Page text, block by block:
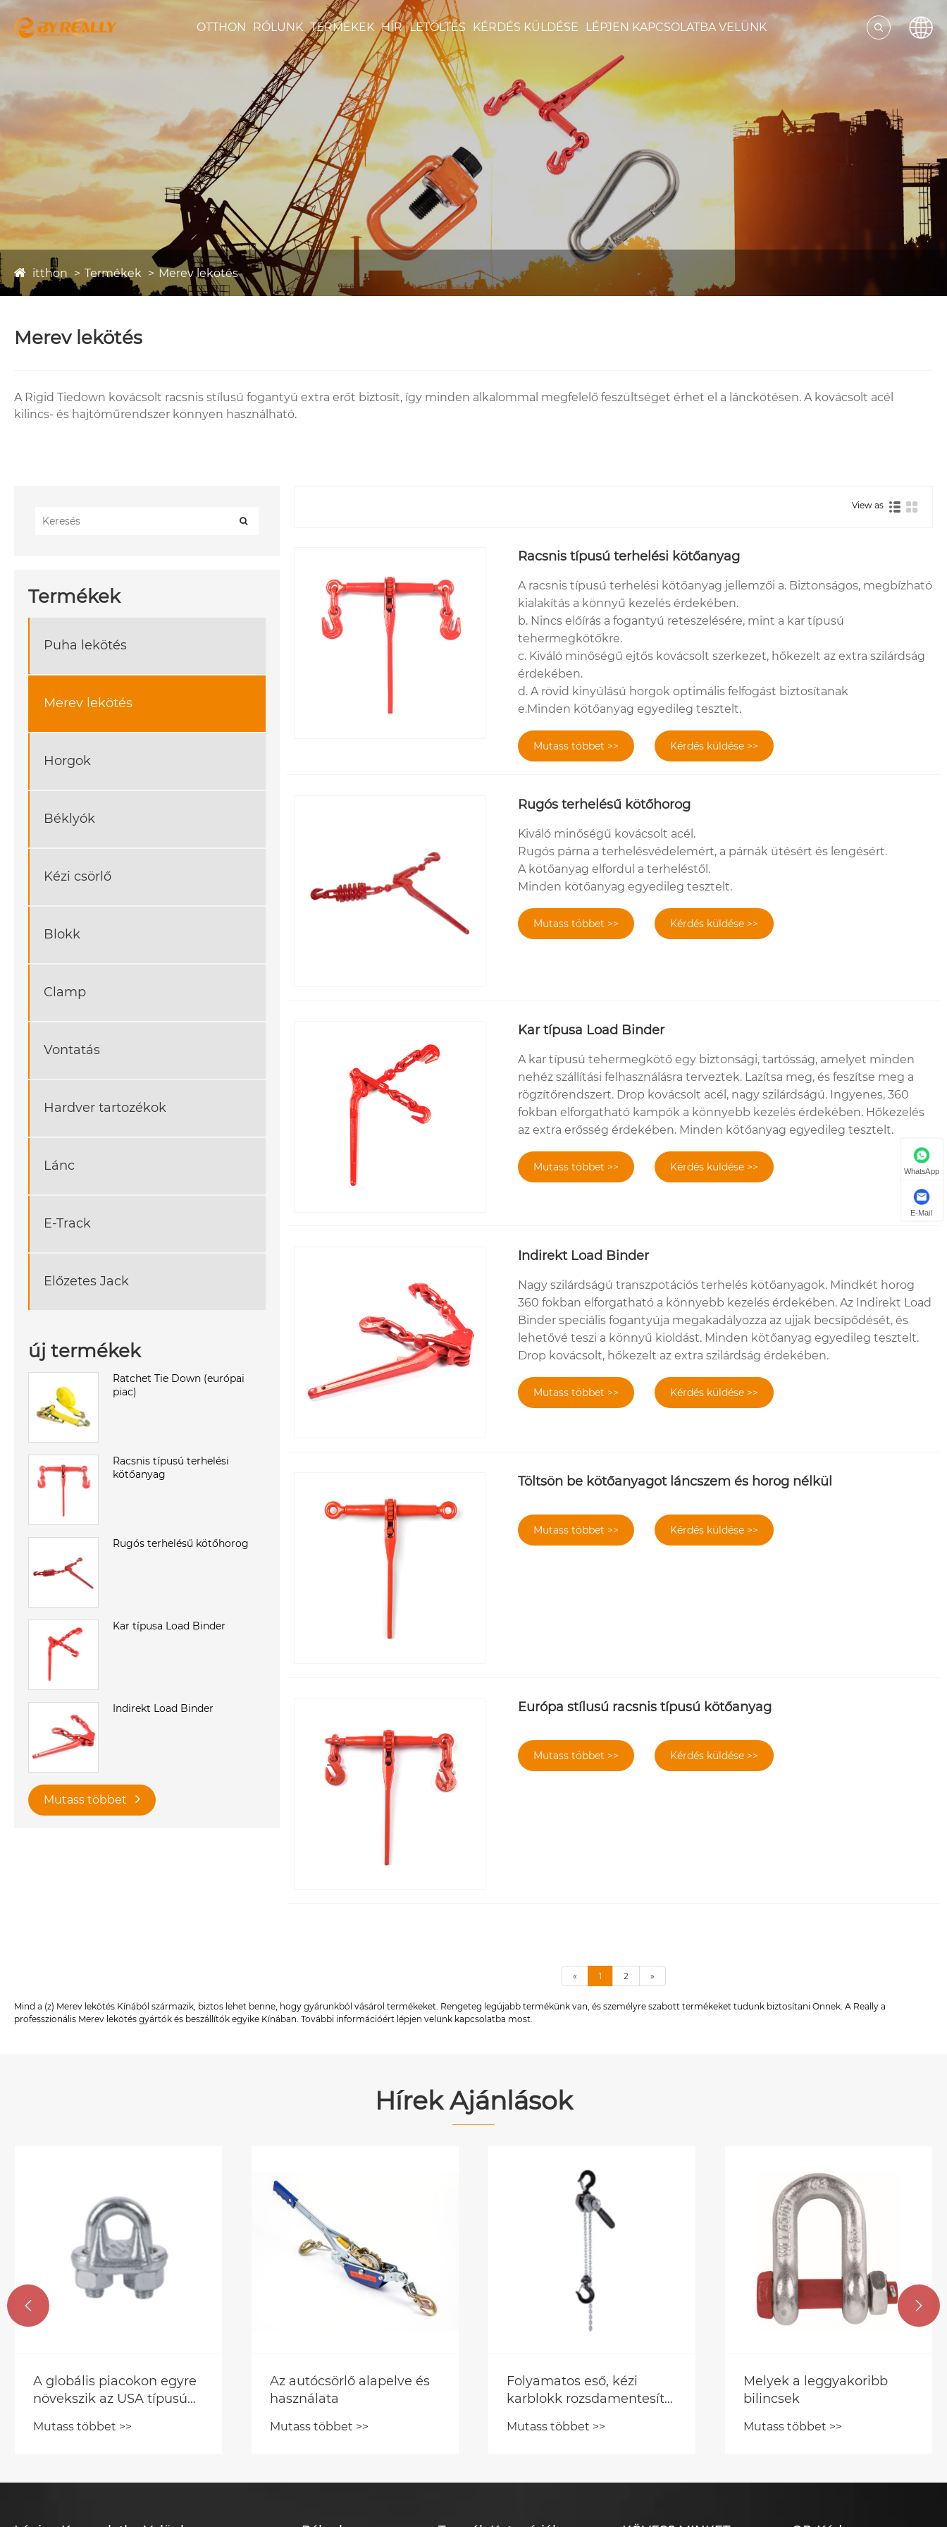
OTTHON RÓLUNK TERMÉKEK HÍR LETÖLTÉS KÉRDÉS KÜLDÉSE LÉPJEN KAPCSOLATBA VELÜNK
itthon Termékek Merev lekötés
Merev lekötés
A Rigid Tiedown kovácsolt racsnis stílusú fogantyú extra erőt biztosít, így minden alkalommal megfelelő feszültséget érhet el a lánckötésen. A kovácsolt acél
kilincs- és hajtóműrendszer könnyen használható.
Termékek
Puha lekötés
Merev lekötés
Horgok
Béklyók
Kézi csörlő
Blokk
Clamp
Vontatás
Hardver tartozékok
Lánc
E-Track
Előzetes Jack
új termékek
Ratchet Tie Down (európai
piac)
Racsnis típusú terhelési
kötőanyag
Rugós terhelésű kötőhorog
Kar típusa Load Binder
Indirekt Load Binder
Mutass többet
View as
Racsnis típusú terhelési kötőanyag
A racsnis típusú terhelési kötőanyag jellemzői a. Biztonságos, megbízható
kialakítás a könnyű kezelés érdekében.
b. Nincs előírás a fogantyú reteszelésére, mint a kar típusú
tehermegkötőkre.
c. Kiváló minőségű ejtős kovácsolt szerkezet, hőkezelt az extra szilárdság
érdekében.
d. A rövid kinyúlású horgok optimális felfogást biztosítanak
e.Minden kötőanyag egyedileg tesztelt.
Mutass többet >> Kérdés küldése >>
Rugós terhelésű kötőhorog
Kiváló minőségű kovácsolt acél.
Rugós párna a terhelésvédelemért, a párnák ütésért és lengésért.
A kötőanyag elfordul a terheléstől.
Minden kötőanyag egyedileg tesztelt.
Mutass többet >> Kérdés küldése >>
Kar típusa Load Binder
A kar típusú tehermegkötő egy biztonsági, tartósság, amelyet minden
nehéz szállítási felhasználásra terveztek. Lazítsa meg, és feszítse meg a
rögzítőrendszert. Drop kovácsolt acél, nagy szilárdságú. Ingyenes, 360
fokban elforgatható kampók a könnyebb kezelés érdekében. Hőkezelés
az extra erősség érdekében. Minden kötőanyag egyedileg tesztelt.
Mutass többet >> Kérdés küldése >>
Indirekt Load Binder
Nagy szilárdságú transzpotációs terhelés kötőanyagok. Mindkét horog
360 fokban elforgatható a könnyebb kezelés érdekében. Az Indirekt Load
Binder speciális fogantyúja megakadályozza az ujjak becsípődését, és
lehetővé teszi a könnyű kioldást. Minden kötőanyag egyedileg tesztelt.
Drop kovácsolt, hőkezelt az extra szilárdság érdekében.
Mutass többet >> Kérdés küldése >>
Töltsön be kötőanyagot láncszem és horog nélkül
Mutass többet >> Kérdés küldése >>
Európa stílusú racsnis típusú kötőanyag
Mutass többet >> Kérdés küldése >>
« 1 2 »
Mind a (z) Merev lekötés Kínából származik, biztos lehet benne, hogy gyárunkból vásárol termékeket. Rengeteg legújabb termékünk van, és személyre szabott termékeket tudunk biztosítani Önnek. A Really a
professzionális Merev lekötés gyártók és beszállítók egyike Kínában. További információért lépjen velünk kapcsolatba most.
Hírek Ajánlások
A globális piacokon egyre
növekszik az USA típusú
huzalkötél -klipek?
Mutass többet >>
Az autócsörlő alapelve és
használata
Mutass többet >>
Folyamatos eső, kézi
karblokk rozsdamentesítő
Mutass többet >>
Melyek a leggyakoribb
bilincsek
Mutass többet >>
 
WhatsApp
E-Mail